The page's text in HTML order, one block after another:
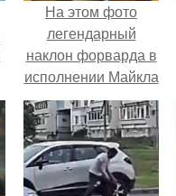
На этом фото
легендарный
наклон форварда в
исполнении Майкла
Джексона и его
танцоров,
бросающий вызов
возможностям
человеческого тела.